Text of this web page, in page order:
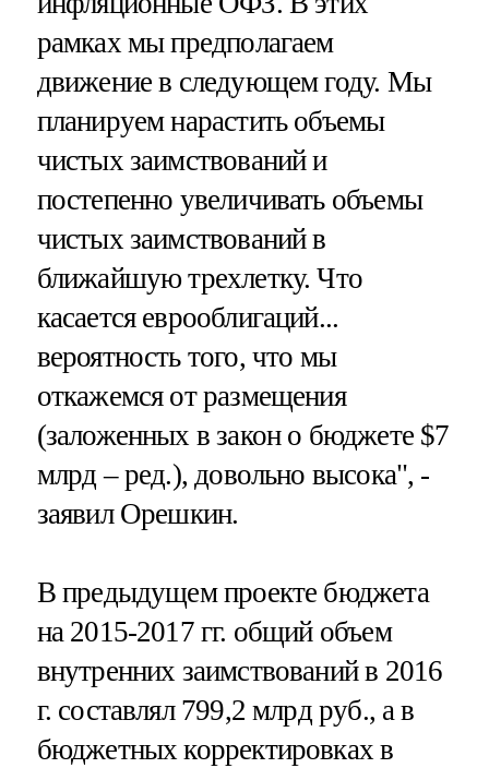
рамках мы предполагаем
движение в следующем году. Мы
планируем нарастить объемы
чистых заимствований и
постепенно увеличивать объемы
чистых заимствований в
ближайшую трехлетку. Что
касается еврооблигаций...
вероятность того, что мы
откажемся от размещения
(заложенных в закон о бюджете $7
млрд – ред.), довольно высока", -
заявил Орешкин.
В предыдущем проекте бюджета
на 2015-2017 гг. общий объем
внутренних заимствований в 2016
г. составлял 799,2 млрд руб., а в
бюджетных корректировках в